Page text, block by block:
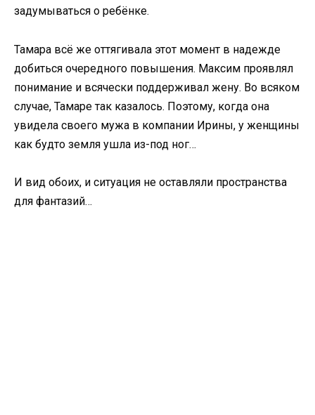
задумываться о ребёнке.
Тамара всё же оттягивала этот момент в надежде
добиться очередного повышения. Максим проявлял
понимание и всячески поддерживал жену. Во всяком
случае, Тамаре так казалось. Поэтому, когда она
увидела своего мужа в компании Ирины, у женщины
как будто земля ушла из-под ног…
И вид обоих, и ситуация не оставляли пространства
для фантазий…